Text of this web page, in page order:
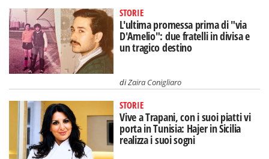
STORIE
L'ultima promessa prima di "via
D'Amelio": due fratelli in divisa e
un tragico destino
diZaira Conigliaro
STORIE
Vive a Trapani, con i suoi piatti vi
porta in Tunisia: Hajer in Sicilia
realizza i suoi sogni